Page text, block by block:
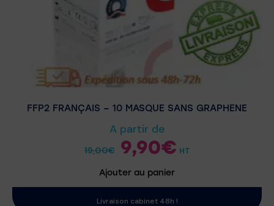
FFP2 FRANÇAIS – 10 MASQUE SANS GRAPHENE
A partir de
19,00€ 9,90€ HT
Ajouter au panier
Livraison cabinet 48h !